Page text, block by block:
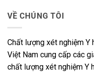
VỀ CHÚNG TÔI
Chất lượng xét nghiệm Y
Việt Nam cung cấp các
chất lượng xét nghiệm Y